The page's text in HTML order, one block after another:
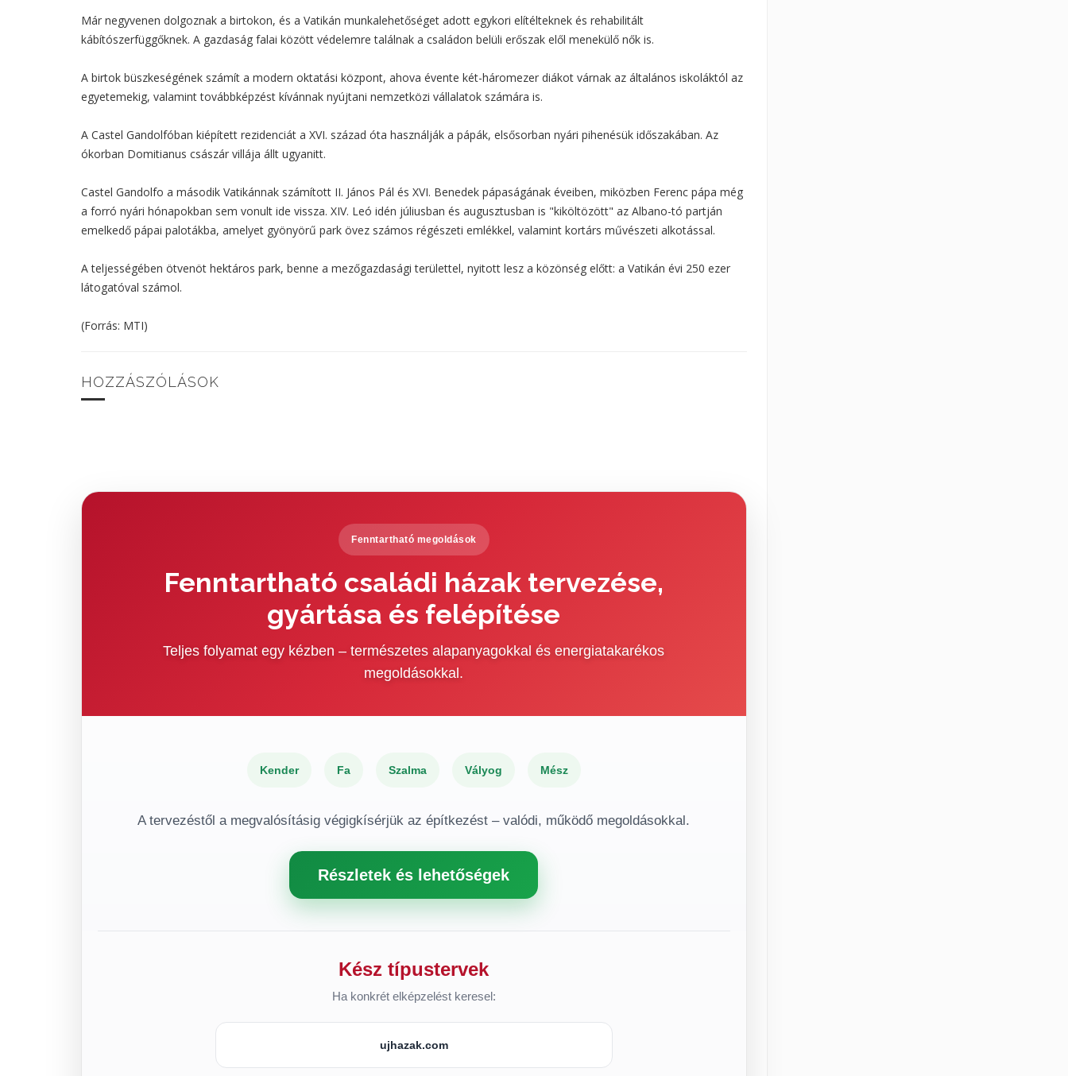
Már negyvenen dolgoznak a birtokon, és a Vatikán munkalehetőséget adott egykori elítélteknek és rehabilitált
kábítószerfüggőknek. A gazdaság falai között védelemre találnak a családon belüli erőszak elől menekülő nők is.
A birtok büszkeségének számít a modern oktatási központ, ahova évente két-háromezer diákot várnak az általános iskoláktól az
egyetemekig, valamint továbbképzést kívánnak nyújtani nemzetközi vállalatok számára is.
A Castel Gandolfóban kiépített rezidenciát a XVI. század óta használják a pápák, elsősorban nyári pihenésük időszakában. Az
ókorban Domitianus császár villája állt ugyanitt.
Castel Gandolfo a második Vatikánnak számított II. János Pál és XVI. Benedek pápaságának éveiben, miközben Ferenc pápa még
a forró nyári hónapokban sem vonult ide vissza. XIV. Leó idén júliusban és augusztusban is "kiköltözött" az Albano-tó partján
emelkedő pápai palotákba, amelyet gyönyörű park övez számos régészeti emlékkel, valamint kortárs művészeti alkotással.
A teljességében ötvenöt hektáros park, benne a mezőgazdasági területtel, nyitott lesz a közönség előtt: a Vatikán évi 250 ezer
látogatóval számol.
(Forrás: MTI)
HOZZÁSZÓLÁSOK
Fenntartható megoldások
Fenntartható családi házak tervezése,
gyártása és felépítése
Teljes folyamat egy kézben – természetes alapanyagokkal és energiatakarékos
megoldásokkal.
Kender Fa Szalma Vályog Mész
A tervezéstől a megvalósításig végigkísérjük az építkezést – valódi, működő megoldásokkal.
Részletek és lehetőségek
Kész típustervek
Ha konkrét elképzelést keresel:
ujhazak.com